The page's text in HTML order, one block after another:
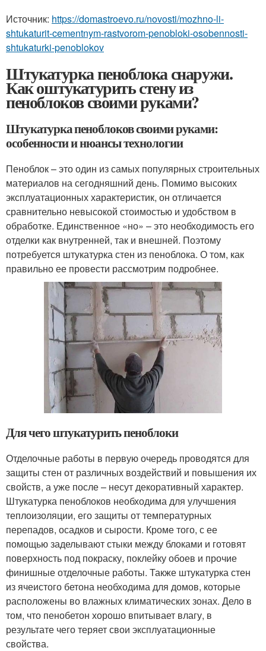
Источник: https://domastroevo.ru/novosti/mozhno-li-
shtukaturit-cementnym-rastvorom-penobloki-osobennosti-
shtukaturki-penoblokov
Штукатурка пеноблока снаружи.
Как оштукатурить стену из
пеноблоков своими руками?
Штукатурка пеноблоков своими руками:
особенности и нюансы технологии
Пеноблок – это один из самых популярных строительных
материалов на сегодняшний день. Помимо высоких
эксплуатационных характеристик, он отличается
сравнительно невысокой стоимостью и удобством в
обработке. Единственное «но» – это необходимость его
отделки как внутренней, так и внешней. Поэтому
потребуется штукатурка стен из пеноблока. О том, как
правильно ее провести рассмотрим подробнее.
Для чего штукатурить пеноблоки
Отделочные работы в первую очередь проводятся для
защиты стен от различных воздействий и повышения их
свойств, а уже после – несут декоративный характер.
Штукатурка пеноблоков необходима для улучшения
теплоизоляции, его защиты от температурных
перепадов, осадков и сырости. Кроме того, с ее
помощью заделывают стыки между блоками и готовят
поверхность под покраску, поклейку обоев и прочие
финишные отделочные работы. Также штукатурка стен
из ячеистого бетона необходима для домов, которые
расположены во влажных климатических зонах. Дело в
том, что пенобетон хорошо впитывает влагу, в
результате чего теряет свои эксплуатационные
свойства.